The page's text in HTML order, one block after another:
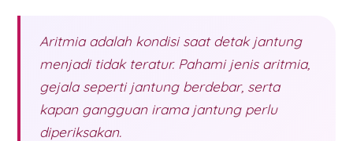
Aritmia adalah kondisi saat detak jantung
menjadi tidak teratur. Pahami jenis aritmia,
gejala seperti jantung berdebar, serta
kapan gangguan irama jantung perlu
diperiksakan.